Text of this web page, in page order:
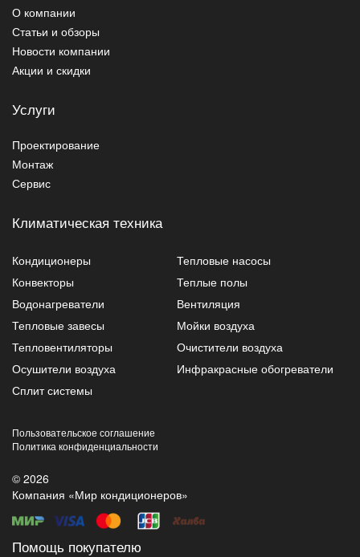
О компании
Статьи и обзоры
Новости компании
Акции и скидки
Услуги
Проектирование
Монтаж
Сервис
Климатическая техника
Кондиционеры
Тепловые насосы
Конвекторы
Теплые полы
Водонагреватели
Вентиляция
Тепловые завесы
Мойки воздуха
Тепловентиляторы
Очистители воздуха
Осушители воздуха
Инфракрасные обогреватели
Сплит системы
Пользовательское соглашение
Политика конфиденциальности
© 2026
Компания «Мир кондиционеров»
Помощь покупателю